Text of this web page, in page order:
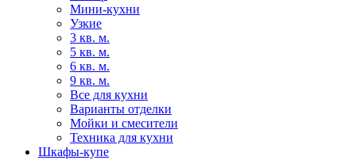
Мини-кухни
Узкие
3 кв. м.
5 кв. м.
6 кв. м.
9 кв. м.
Все для кухни
Варианты отделки
Мойки и смесители
Техника для кухни
Шкафы-купе